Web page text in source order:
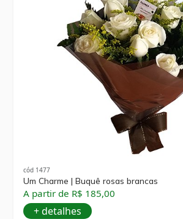
cód 1477
Um Charme | Buquê rosas brancas
A partir de R$ 185,00
+ detalhes